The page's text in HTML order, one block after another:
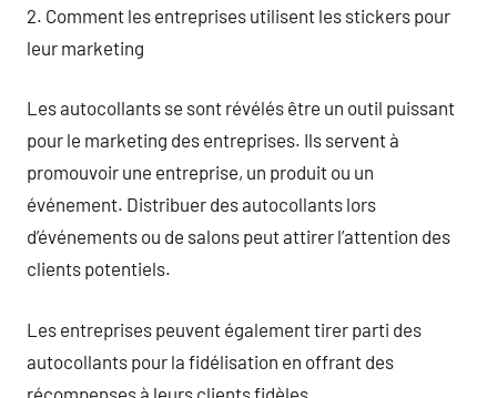
2. Comment les entreprises utilisent les stickers pour
leur marketing
Les autocollants se sont révélés être un outil puissant
pour le marketing des entreprises. Ils servent à
promouvoir une entreprise, un produit ou un
événement. Distribuer des autocollants lors
d’événements ou de salons peut attirer l’attention des
clients potentiels.
Les entreprises peuvent également tirer parti des
autocollants pour la fidélisation en offrant des
récompenses à leurs clients fidèles.